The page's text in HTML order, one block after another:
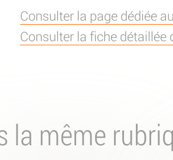
Consulter la page dédiée
Consulter la fiche détaillée
la même